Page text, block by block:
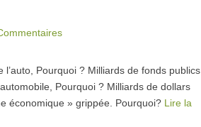
Pourquoi ? Milliards de fonds publics
Pourquoi ? Milliards de dollars
économique » grippée. Pourquoi? Lire la